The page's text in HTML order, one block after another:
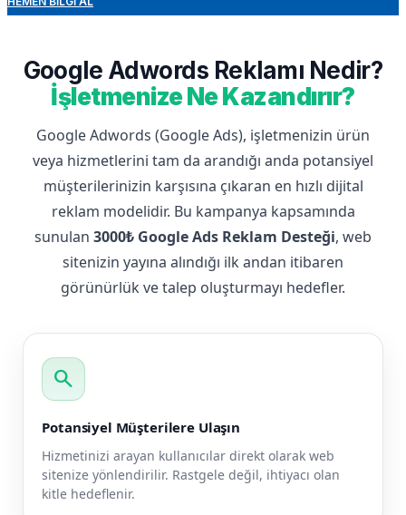
Google Adwords Reklamı Nedir?
İşletmenize Ne Kazandırır?
Google Adwords (Google Ads), işletmenizin ürün
veya hizmetlerini tam da arandığı anda potansiyel
müşterilerinizin karşısına çıkaran en hızlı dijital
reklam modelidir. Bu kampanya kapsamında
sunulan 3000₺ Google Ads Reklam Desteği, web
sitenizin yayına alındığı ilk andan itibaren
görünürlük ve talep oluşturmayı hedefler.
search
Potansiyel Müşterilere Ulaşın
Hizmetinizi arayan kullanıcılar direkt olarak web
sitenize yönlendirilir. Rastgele değil, ihtiyacı olan
kitle hedeflenir.